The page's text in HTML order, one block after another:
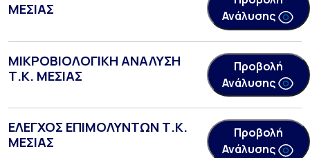
ΜΕΣΙΑΣ
Ανάλυσης
ΜΙΚΡΟΒΙΟΛΟΓΙΚΗ ΑΝΑΛΥΣΗ
Τ.Κ. ΜΕΣΙΑΣ
Προβολή
Ανάλυσης
ΕΛΕΓΧΟΣ ΕΠΙΜΟΛΥΝΤΩΝ Τ.Κ.
ΜΕΣΙΑΣ
Προβολή
Ανάλυσης